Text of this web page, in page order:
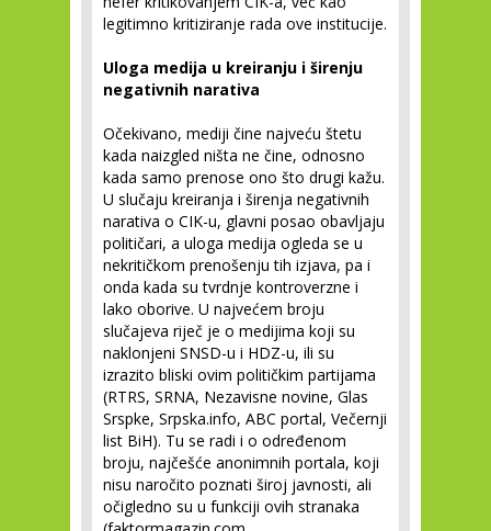
legitimno kritiziranje rada ove institucije.
Uloga medija u kreiranju i širenju
negativnih narativa
Očekivano, mediji čine najveću štetu
kada naizgled ništa ne čine, odnosno
kada samo prenose ono što drugi kažu.
U slučaju kreiranja i širenja negativnih
narativa o CIK-u, glavni posao obavljaju
političari, a uloga medija ogleda se u
nekritičkom prenošenju tih izjava, pa i
onda kada su tvrdnje kontroverzne i
lako oborive. U najvećem broju
slučajeva riječ je o medijima koji su
naklonjeni SNSD-u i HDZ-u, ili su
izrazito bliski ovim političkim partijama
(RTRS, SRNA, Nezavisne novine, Glas
Srspke, Srpska.info, ABC portal, Večernji
list BiH). Tu se radi i o određenom
broju, najčešće anonimnih portala, koji
nisu naročito poznati široj javnosti, ali
očigledno su u funkciji ovih stranaka